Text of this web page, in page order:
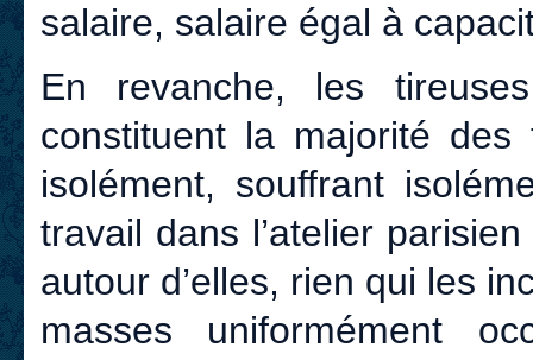
salaire, salaire égal à
En revanche, les
constituent la majorité des
isolément, souffrant
travail dans l’atelier
autour d’elles, rien qui les
masses uniformément